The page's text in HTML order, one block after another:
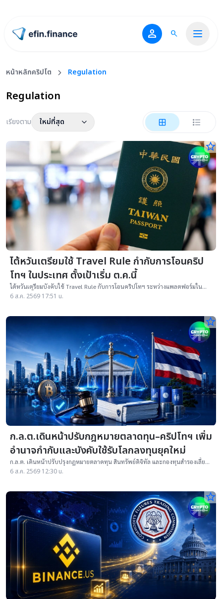
ไปหน้าแรก person search
หน้าหลักคริปโต Regulation
Regulation
เรียงตาม ใหม่ที่สุด
star_border
ไต้หวันเตรียมใช้ Travel Rule กำกับการโอนคริป
โทฯ ในประเทศ ตั้งเป้าเริ่ม ต.ค.นี้
ไต้หวันเตรียมบังคับใช้ Travel Rule กับการโอนคริปโทฯ ระหว่างแพลตฟอร์มใน
ประเทศตั้งแต่เดือนตุลาคม ก่อนขยายไปต่างประเทศภายในปี 2027
6 ส.ค. 2569 17:51 น.
star_border
ก.ล.ต.เดินหน้าปรับกฎหมายตลาดทุน–คริปโทฯ เพิ่ม
อำนาจกำกับและบังคับใช้รับโลกลงทุนยุคใหม่
ก.ล.ต. เดินหน้าปรับปรุงกฎหมายตลาดทุน สินทรัพย์ดิจิทัล และกองทุนสำรองเลี้ยง
ชีพ พร้อมเพิ่มอำนาจกำกับดูแลและบังคับใช้กฎหมาย
6 ส.ค. 2569 12:30 น.
star_border